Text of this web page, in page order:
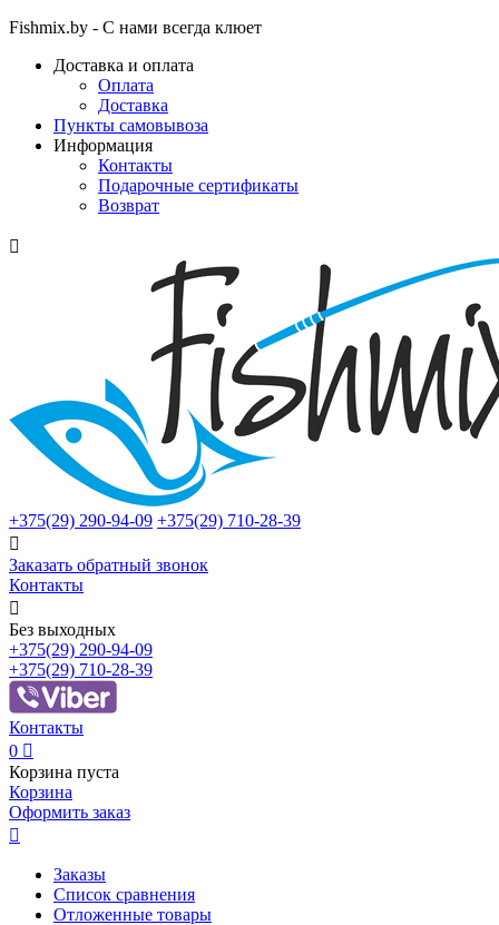
Fishmix.by - С нами всегда клюет
Доставка и оплата
Оплата
Доставка
Пункты самовывоза
Информация
Контакты
Подарочные сертификаты
Возврат

+375(29) 290-94-09 +375(29) 710-28-39

Заказать обратный звонок
Контакты

Без выходных
+375(29) 290-94-09
+375(29) 710-28-39
Контакты
0 
Корзина пуста
Корзина
Оформить заказ

Заказы
Список сравнения
Отложенные товары